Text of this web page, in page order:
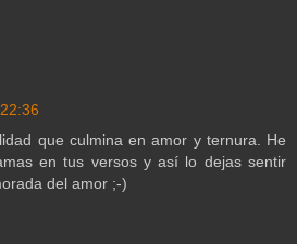
22:36
que culmina en amor y ternura. He
en tus versos y así lo dejas sentir
del amor ;-)